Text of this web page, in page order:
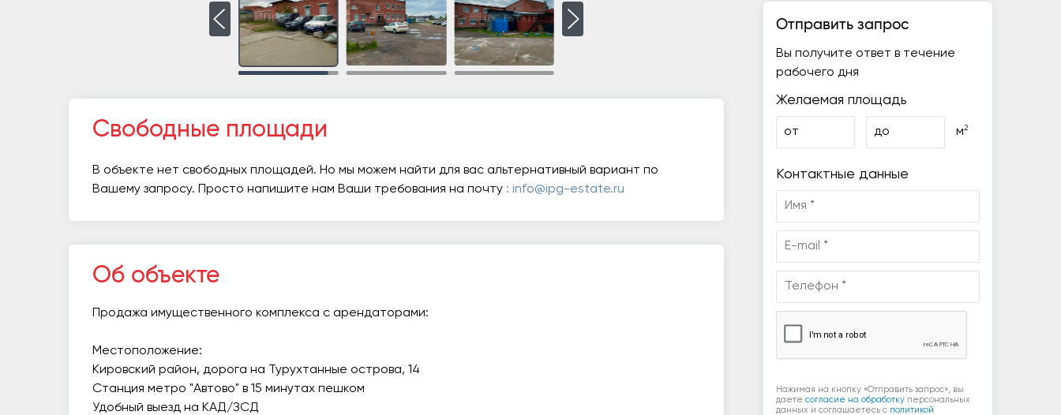
Свободные площади
В объекте нет свободных площадей. Но мы можем найти для вас альтернативный вариант по
Вашему запросу. Просто напишите нам Ваши требования на почту : info@ipg-estate.ru
Об объекте
Продажа имущественного комплекса с арендаторами:
Местоположение:
Кировский район, дорога на Турухтанные острова, 14
Станция метро "Автово" в 15 минутах пешком
Удобный выезд на КАД/ЗСД
Отправить запрос
Вы получите ответ в течение
рабочего дня
Желаемая площадь
от до м2
Контактные данные
Нажимая на кнопку «Отправить запрос», вы
даете согласие на обработку персональных
данных и соглашаетесь c политикой